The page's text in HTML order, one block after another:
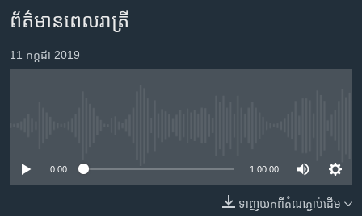
ទំព័រ​
ព័ត៌មាន​​
តែ​
ម្តង
រចនា
ហេឡូវីអូអេ
កម្ពុជាច្នៃប្រតិដ្ឋ
កម្មវិធីទាំងអស់
YouTube Music
ព័ត៌មានពេលរាត្រី
11 កក្កដា 2019
0:00 1:00:00
ទាញ​យក​ពី​តំណភ្ជាប់​ដើម